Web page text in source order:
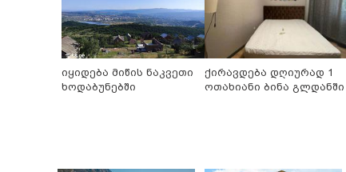
იყიდება მიწის ნაკვეთი
ხოდაბუნებში
ქირავდება დღიურად 1
ოთახიანი ბინა გლდანში